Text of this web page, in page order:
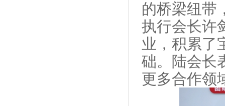
的桥梁纽带
执行会长许
业，积累了
础。陆会长
更多合作领